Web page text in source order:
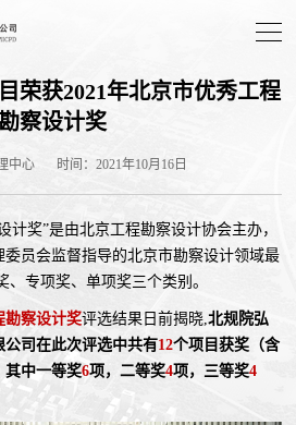
荣获2021年北京市优秀工程
察设计奖
中心 时间：2021年10月16日
计奖”是由北京工程勘察设计协会主办，
员会监督指导的北京市勘察设计领域最
专项奖、单项奖三个类别。
勘察设计奖评选结果日前揭晓,北规院弘
司在此次评选中共有12个项目获奖（含
其中一等奖6项，二等奖4项，三等奖4